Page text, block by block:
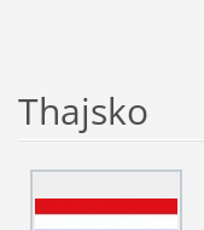
Thajsko